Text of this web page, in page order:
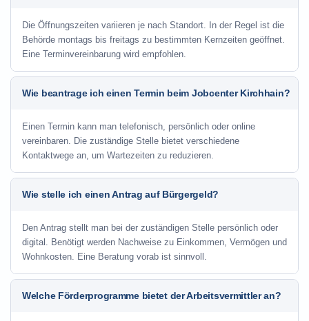
Die Öffnungszeiten variieren je nach Standort. In der Regel ist die
Behörde montags bis freitags zu bestimmten Kernzeiten geöffnet.
Eine Terminvereinbarung wird empfohlen.
Wie beantrage ich einen Termin beim Jobcenter Kirchhain?
Einen Termin kann man telefonisch, persönlich oder online
vereinbaren. Die zuständige Stelle bietet verschiedene
Kontaktwege an, um Wartezeiten zu reduzieren.
Wie stelle ich einen Antrag auf Bürgergeld?
Den Antrag stellt man bei der zuständigen Stelle persönlich oder
digital. Benötigt werden Nachweise zu Einkommen, Vermögen und
Wohnkosten. Eine Beratung vorab ist sinnvoll.
Welche Förderprogramme bietet der Arbeitsvermittler an?